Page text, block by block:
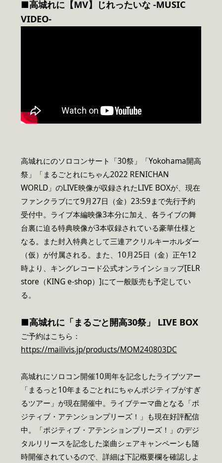
■高城れに【MV】じれったいな -MUSIC
VIDEO-
高城れにのソロコンサート「30祭」「Yokohama開高
祭」「まるごとれにちゃん2022 RENICHAN
WORLD」のLIVE映像が収録されたLIVE BOXが、現在
ファンクラブにて9月27日（金）23:59まで先行予約
受付中。ライブ本編映像3本分に加え、各ライブの舞
台裏に迫る特典映像が3本収録されている豪華仕様と
なる。また封入特典として三連アクリルキーホルダー
（仮）が付属される。また、10月25日（金）正午12
時より、キングレコード公式オンラインショップ[ELR
store（KING e-shop）]にて一般販売も予定してい
る。
■高城れに 「まるごと開高30祭」 LIVE BOX
ご予約はこちら：
https://mailivis.jp/products/MOM240803DC
高城れにソロコン開催10周年を記念したライブツアー
「まるっと10年まるごとれにちゃんポジティブがすぎ
るツアー」が現在開催中。ライブテーマ曲となる「ポ
ジティブ・アテンションプリーズ！」も現在好評配信
中。「ポジティブ・アテンションプリーズ！」のデジ
タルリリースを記念した楽曲シェアキャンペーンも随
時開催されているので、詳細は下記概要欄を確認しよ